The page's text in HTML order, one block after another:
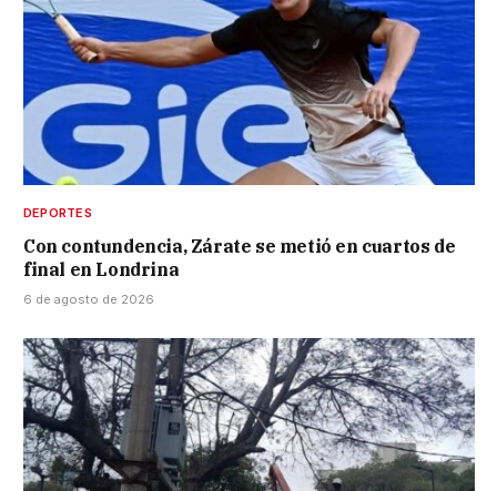
DEPORTES
Con contundencia, Zárate se metió en cuartos de
final en Londrina
6 de agosto de 2026